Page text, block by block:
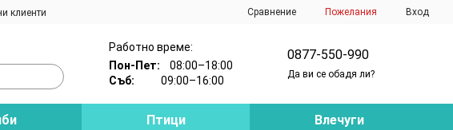
клиенти
Сравнение Пожелания Вход
Работно време:
Пон-Пет:08:00–18:00
Съб:09:00–16:00
0877-550-990
Да ви се обадя ли?
Птици Влечуги